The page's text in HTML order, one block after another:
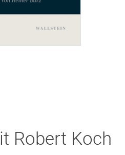
Robert Koch